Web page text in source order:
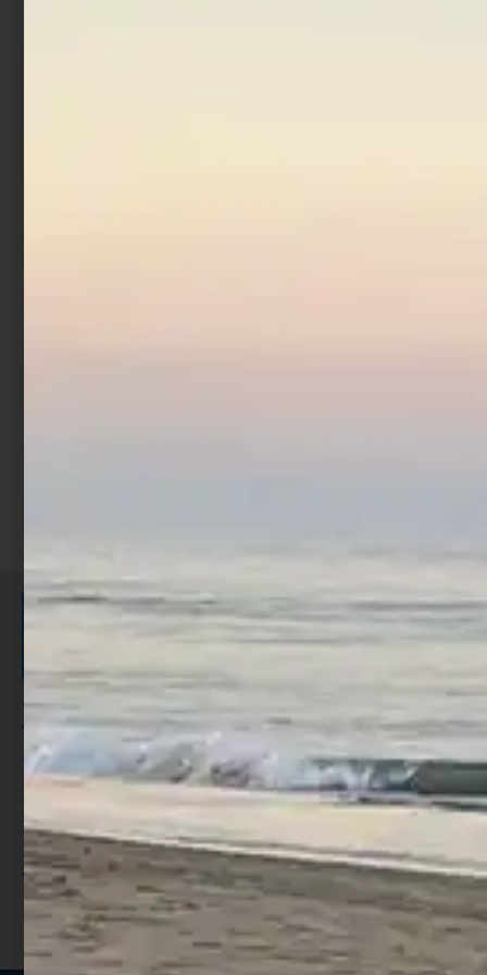
ISCRIVITI E RICEVI 3,50€ DI
SCONTO >
Per ogni acquisto accumuli ulteriori
punti;
Utilizza i punti per ricevere uno
sconto;
I punti sono indicati nella pagina
prodotto;